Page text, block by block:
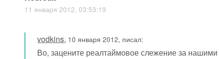
11 января 2012, 03:53:19
vodkins, 10 января 2012, писал:
Во, зацените реалтаймовое слежение за